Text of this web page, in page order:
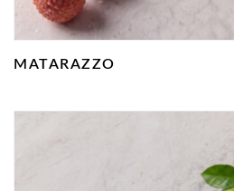
MATARAZZO